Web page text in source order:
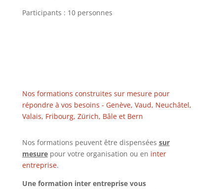
Participants : 10 personnes
Nos formations construites sur mesure pour
répondre à vos besoins - Genève, Vaud, Neuchâtel,
Valais, Fribourg, Zürich, Bâle et Bern
Nos formations peuvent être dispensées sur
mesurepour votre organisation ou en inter
entreprise.
Une formation inter entreprise vous